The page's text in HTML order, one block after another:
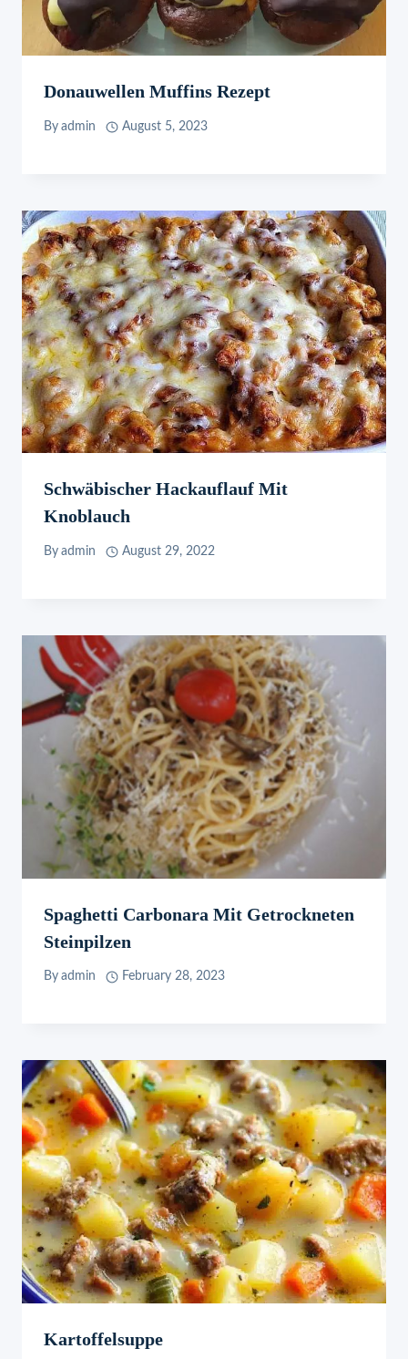
Donauwellen Muffins Rezept
By admin August 5, 2023
Schwäbischer Hackauflauf Mit
Knoblauch
By admin August 29, 2022
Spaghetti Carbonara Mit Getrockneten
Steinpilzen
By admin February 28, 2023
Kartoffelsuppe